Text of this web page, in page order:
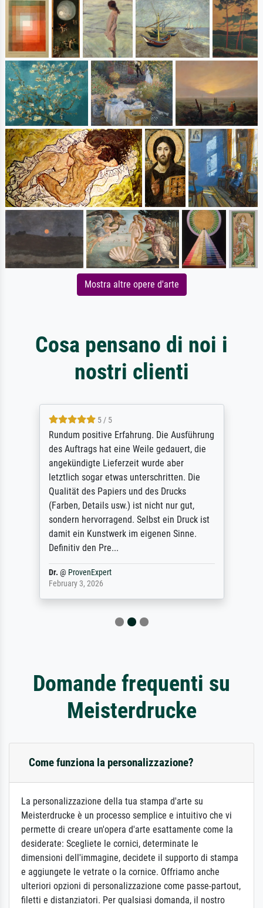
Mostra altre opere d'arte
Cosa pensano di noi i
nostri clienti
5 / 5
Rundum positive Erfahrung. Die Ausführung
des Auftrags hat eine Weile gedauert, die
angekündigte Lieferzeit wurde aber
letztlich sogar etwas unterschritten. Die
Qualität des Papiers und des Drucks
(Farben, Details usw.) ist nicht nur gut,
sondern hervorragend. Selbst ein Druck ist
damit ein Kunstwerk im eigenen Sinne.
Definitiv den Pre...
Dr. @ ProvenExpert
February 3, 2026
Domande frequenti su
Meisterdrucke
Come funziona la personalizzazione?
La personalizzazione della tua stampa d'arte su
Meisterdrucke è un processo semplice e intuitivo che vi
permette di creare un'opera d'arte esattamente come la
desiderate: Scegliete le cornici, determinate le
dimensioni dell'immagine, decidete il supporto di stampa
e aggiungete le vetrate o la cornice. Offriamo anche
ulteriori opzioni di personalizzazione come passe-partout,
filetti e distanziatori. Per qualsiasi domanda, il nostro